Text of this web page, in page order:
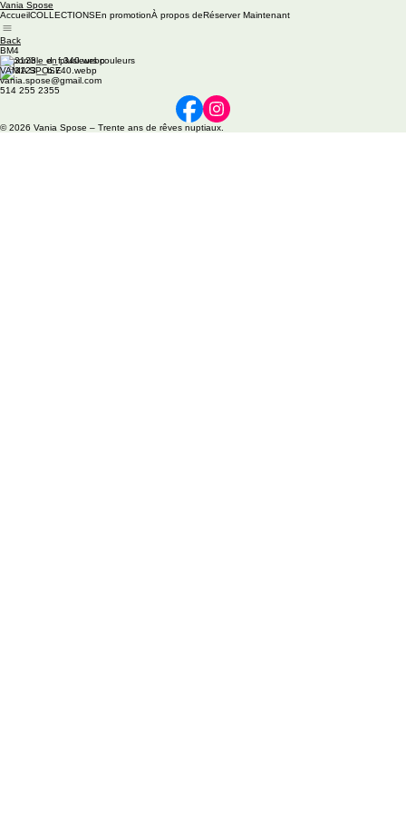
Vania Spose
AccueilCOLLECTIONSEn promotionÀ propos deRéserver Maintenant
Back
BM4
Disponible en plusieurs couleurs
VANIA SPOSE
vania.spose@gmail.com
514 255 2355
© 2026 Vania Spose – Trente ans de rêves nuptiaux.